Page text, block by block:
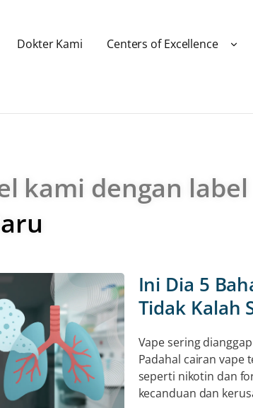
Dokter Kami Centers of Excellence
kami dengan label
Ini Dia 5
Tidak Kalah
Vape sering
Padahal cairan vape
seperti nikotin dan
kecanduan dan